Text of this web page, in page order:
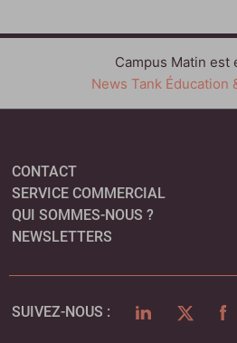
Campus Matin est
News Tank Éducation
CONTACT
SERVICE COMMERCIAL
QUI SOMMES-NOUS ?
NEWSLETTERS
SUIVEZ-NOUS : LINKEDINTWITTER